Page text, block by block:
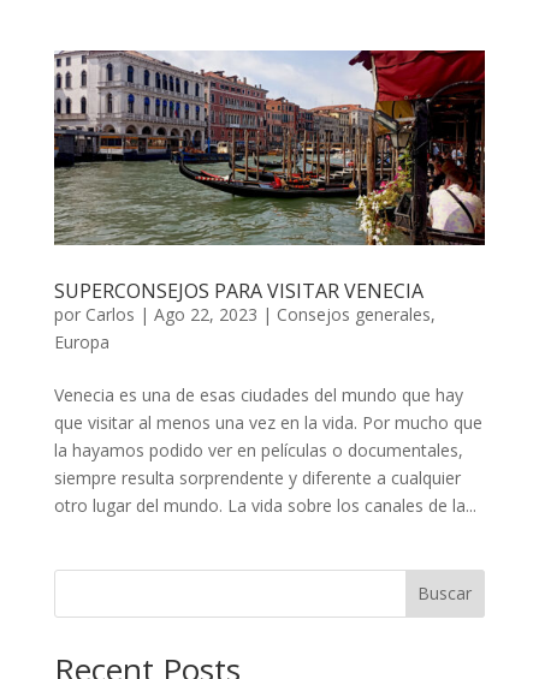
SUPERCONSEJOS PARA VISITAR VENECIA
por Carlos | Ago 22, 2023 | Consejos generales,
Europa
Venecia es una de esas ciudades del mundo que hay
que visitar al menos una vez en la vida. Por mucho que
la hayamos podido ver en películas o documentales,
siempre resulta sorprendente y diferente a cualquier
otro lugar del mundo. La vida sobre los canales de la...
Buscar
Recent Posts